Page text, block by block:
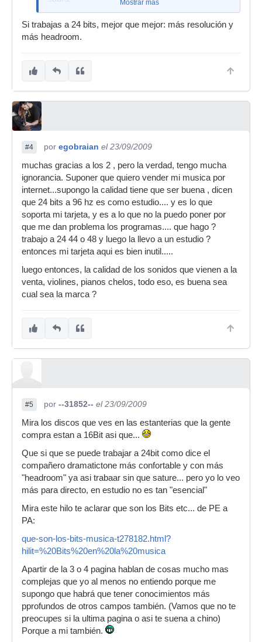
Mostrar más
Si trabajas a 24 bits, mejor que mejor: más resolución y
más headroom.
#4 por egobraian el 23/09/2009
muchas gracias a los 2 , pero la verdad, tengo mucha
ignorancia. Suponer que quiero vender mi musica por
internet...supongo la calidad tiene que ser buena , dicen
que 24 bits a 96 hz es como estudio.... y es lo que
soporta mi tarjeta, y es a lo que no la puedo poner por
que me dan problema los programas.... que hago ?
trabajo a 24 44 o 48 y luego la llevo a un estudio ?
entonces mi tarjeta aqui es bien inutil.....
luego entonces, la calidad de los sonidos que vienen a la
venta, violines, pianos chelos, todo eso, es buena sea
cual sea la marca ?
#5 por --31852-- el 23/09/2009
Mira los discos que ves en las estanterias que la gente
compra estan a 16Bit asi que...
Que si que se puede trabajar a 24bit como dice el
compañero dramatictone más confortable y con más
"headroom" ya asi trabaar sin que sature... pero yo lo veo
más para directo, en estudio no es tan "esencial"
Mira este hilo te aclarar que son los Bits etc... de PE a
PA:
que-son-los-bits-musica-t278182.html?
hilit=%20Bits%20en%20la%20musica
Apartir de la 3 o 4 pagina hablan de cosas mucho mas
complejas que yo al menos no entiendo porque me
supongo que habrá que tener conocimientos más
pprofundos de otros campos también. (Vamos que no te
preocupes si la ultima pagina o asi te suena a chino)
Porque a mi también.